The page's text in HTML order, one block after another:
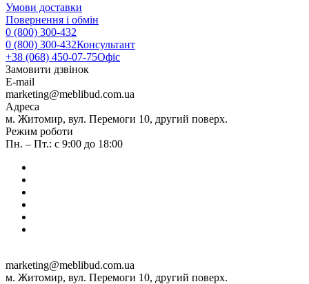
Умови доставки
Повернення і обмін
0 (800) 300-432
0 (800) 300-432Консультант
+38 (068) 450-07-75Офіс
Замовити дзвінок
E-mail
marketing@meblibud.com.ua
Адреса
м. Житомир, вул. Перемоги 10, другий поверх.
Режим роботи
Пн. – Пт.: с 9:00 до 18:00
marketing@meblibud.com.ua
м. Житомир, вул. Перемоги 10, другий поверх.